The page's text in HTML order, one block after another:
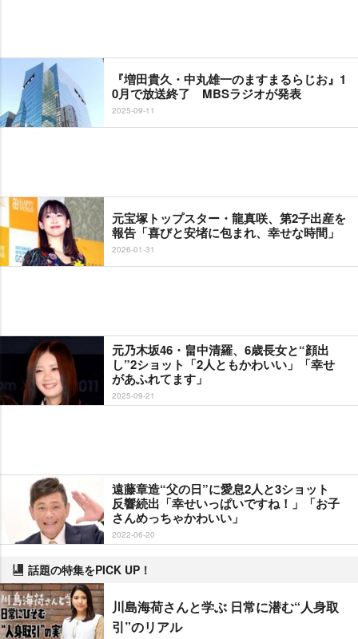
『増田貴久・中丸雄一のますまるらじお』1
0月で放送終了 MBSラジオが発表
2025-09-11
元宝塚トップスター・龍真咲、第2子出産を
報告「喜びと安堵に包まれ、幸せな時間」
2026-01-31
元乃木坂46・畠中清羅、6歳長女と“顔出
し”2ショット「2人ともかわいい」「幸せ
があふれてます」
2025-09-21
遠藤章造“父の日”に愛息2人と3ショット
反響続出「幸せいっぱいですね！」「お子
さんめっちゃかわいい」
2022-06-20
話題の特集をPICK UP！
川島海荷さんと学ぶ 日常に潜む“人身取
引”のリアル